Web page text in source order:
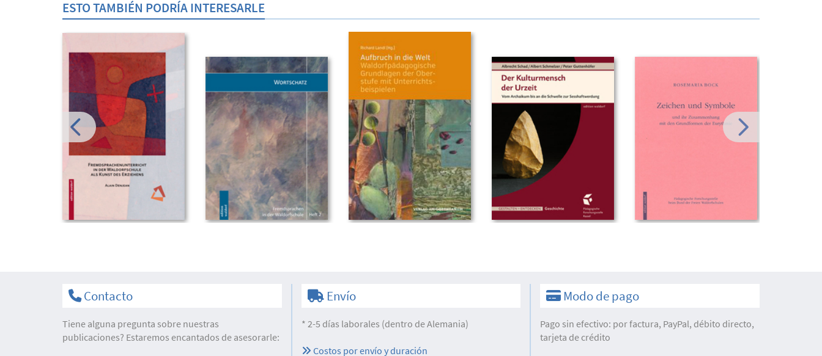
ESTO TAMBIÉN PODRÍA INTERESARLE
Contacto
Tiene alguna pregunta sobre nuestras
publicaciones? Estaremos encantados de asesorarle:
Envío
* 2-5 días laborales (dentro de Alemania)
Costos por envío y duración
Modo de pago
Pago sin efectivo: por factura, PayPal, débito directo,
tarjeta de crédito